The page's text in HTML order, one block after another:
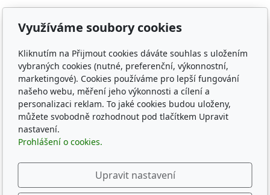
Sledujte nás
© 2026KD-FILTER, Průmyslová filtrace s.r.o.
Běží nainPages AI
Využíváme soubory cookies
Kliknutím na Přijmout cookies dáváte souhlas s uložením
vybraných cookies (nutné, preferenční, výkonnostní,
marketingové). Cookies používáme pro lepší fungování
našeho webu, měření jeho výkonnosti a cílení a
personalizaci reklam. To jaké cookies budou uloženy,
můžete svobodně rozhodnout pod tlačítkem Upravit
nastavení.
Prohlášení o cookies.
Upravit nastavení